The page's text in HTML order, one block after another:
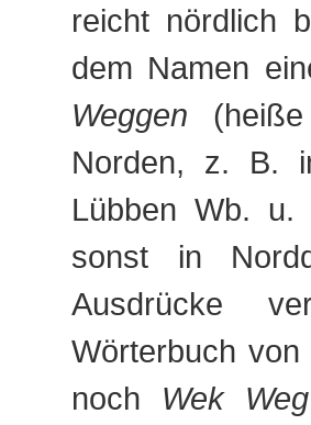
reicht nördlich
dem Namen
Weggen
Norden, z. B.
Lübben Wb. u.
sonst in
Ausdrücke
Wörterbuch
noch Wek Weg